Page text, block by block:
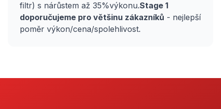
filtr) s nárůstem až 35%výkonu.Stage 1
doporučujeme pro většinu zákazníků - nejlepší
poměr výkon/cena/spolehlivost.